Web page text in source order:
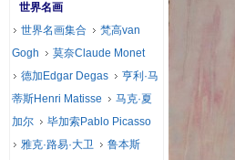
世界名画
世界名画集合
梵高van
Gogh
莫奈Claude Monet
德加Edgar Degas
亨利·马
蒂斯Henri Matisse
马克·夏
加尔
毕加索Pablo Picasso
雅克·路易·大卫
鲁本斯